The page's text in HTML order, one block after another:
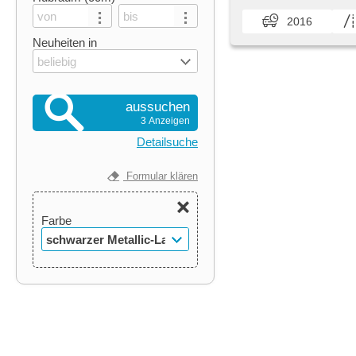
Neuheiten in
beliebig
aussuchen
3 Anzeigen
Detailsuche
Formular klären
Farbe
schwarzer Metallic-Lack
2016